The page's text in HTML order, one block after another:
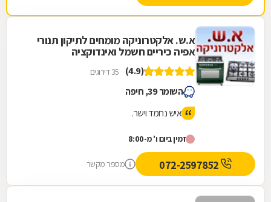
א.ש. אלקטרוניקה מומחים לתיקון תנורי
אפיה כיריים חשמל ואינדוקציה
(4.9) 35 דירוגים
השומר 39, חיפה
איש נחמד וישר.
זמין ביום ו' מ-8:00
מספר מקשר